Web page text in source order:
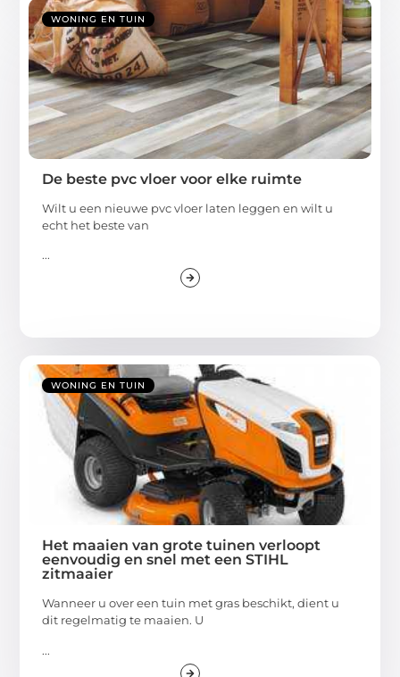
WONING EN TUIN
De beste pvc vloer voor elke ruimte
Wilt u een nieuwe pvc vloer laten leggen en wilt u
echt het beste van
...
WONING EN TUIN
Het maaien van grote tuinen verloopt
eenvoudig en snel met een STIHL
zitmaaier
Wanneer u over een tuin met gras beschikt, dient u
dit regelmatig te maaien. U
...